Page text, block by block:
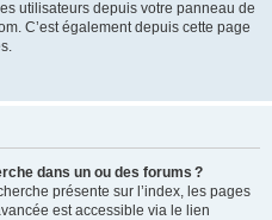
utilisateurs depuis votre panneau de
C’est également depuis cette page
dans un ou des forums ?
présente sur l’index, les pages
est accessible via le lien